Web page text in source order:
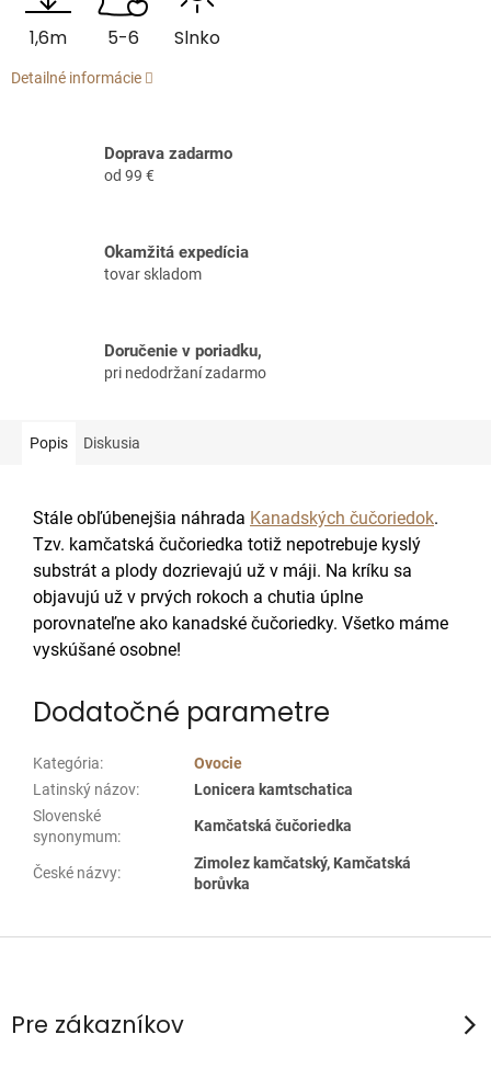
1,6m 5-6 Slnko
Detailné informácie
Doprava zadarmo
od 99 €
Okamžitá expedícia
tovar skladom
Doručenie v poriadku,
pri nedodržaní zadarmo
Popis Diskusia
Stále obľúbenejšia náhrada Kanadských čučoriedok.
Tzv. kamčatská čučoriedka totiž nepotrebuje kyslý
substrát a plody dozrievajú už v máji. Na kríku sa
objavujú už v prvých rokoch a chutia úplne
porovnateľne ako kanadské čučoriedky. Všetko máme
vyskúšané osobne!
Dodatočné parametre
Kategória:
Ovocie
Latinský názov:
Lonicera kamtschatica
Slovenské
synonymum:
Kamčatská čučoriedka
České názvy:
Zimolez kamčatský, Kamčatská
borůvka
Z
pPre zákazníkov